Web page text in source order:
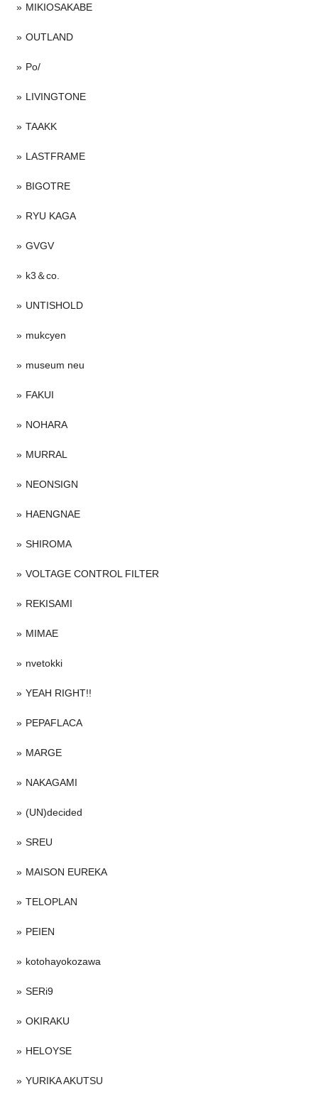
MIKIOSAKABE
OUTLAND
Po/
LIVINGTONE
TAAKK
LASTFRAME
BIGOTRE
RYU KAGA
GVGV
k3＆co.
UNTISHOLD
mukcyen
museum neu
FAKUI
NOHARA
MURRAL
NEONSIGN
HAENGNAE
SHIROMA
VOLTAGE CONTROL FILTER
REKISAMI
MIMAE
nvetokki
YEAH RIGHT!!
PEPAFLACA
MARGE
NAKAGAMI
(UN)decided
SREU
MAISON EUREKA
TELOPLAN
PEIEN
kotohayokozawa
SERi9
OKIRAKU
HELOYSE
YURIKA AKUTSU